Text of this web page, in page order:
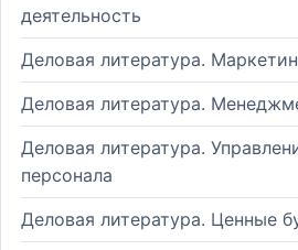
деятельность
Деловая литература.
Деловая литература.
Деловая литература.
персонала
Деловая литература. Ценные